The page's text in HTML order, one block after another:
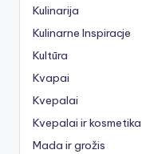
Kulinarija
Kulinarne Inspiracje
Kultūra
Kvapai
Kvepalai
Kvepalai ir kosmetika
Mada ir grožis